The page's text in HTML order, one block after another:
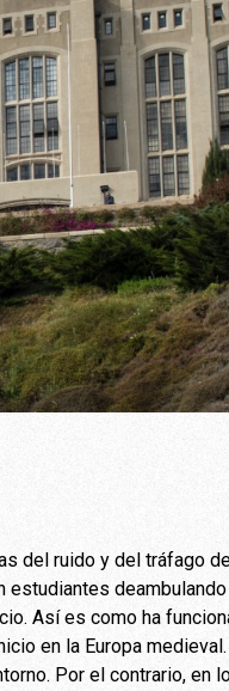
del ruido y del tráfago
Así es como ha
en la Europa
Por el contrario, en